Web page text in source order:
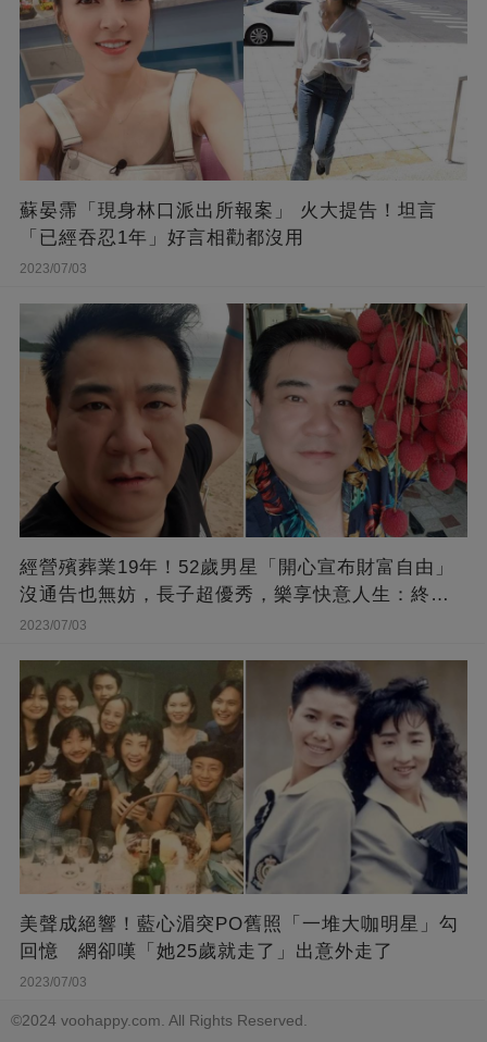
蘇晏霈「現身林口派出所報案」 火大提告！坦言
「已經吞忍1年」好言相勸都沒用
2023/07/03
經營殯葬業19年！52歲男星「開心宣布財富自由」
沒通告也無妨，長子超優秀，樂享快意人生：終于
能遊山玩水！
2023/07/03
美聲成絕響！藍心湄突PO舊照「一堆大咖明星」勾
回憶 網卻嘆「她25歲就走了」出意外走了
2023/07/03
©2024 voohappy.com. All Rights Reserved.